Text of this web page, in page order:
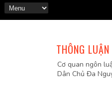
THÔNG LUẬN
Cơ quan ngôn
Dân Chủ Đa